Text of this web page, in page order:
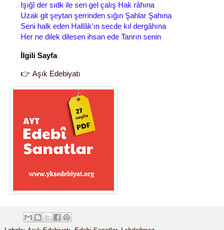
Işığî der sıdk ile sen gel çalış Hak râhına
Uzak git şeytan şerrinden sığın Şahlar Şahına
Seni halk eden Hallâk'ın secde kıl dergâhına
Her ne dilek dilesen ihsan ede Tanrın senin
İlgili Sayfa
👉 Aşık Edebiyatı